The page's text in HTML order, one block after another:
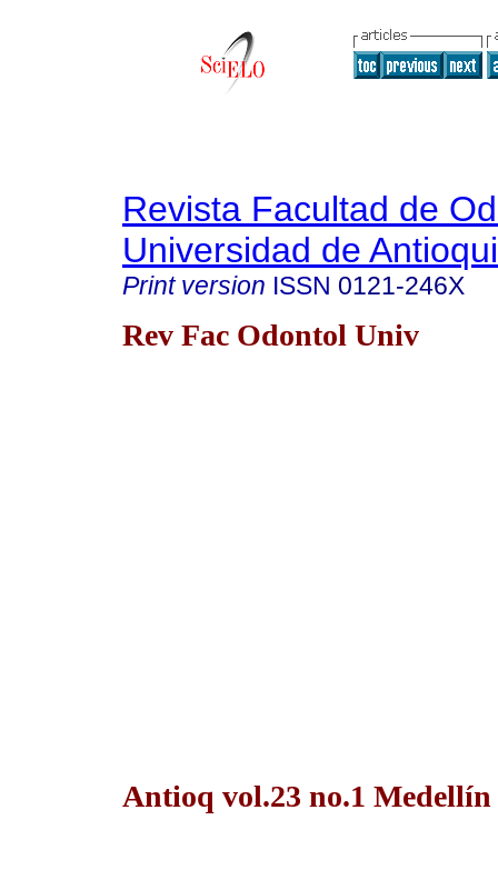
Revista Facultad de
Universidad de
Print version ISSN 0121-246X
Rev Fac Odontol Univ
Antioq vol.23 no.1 Medellín